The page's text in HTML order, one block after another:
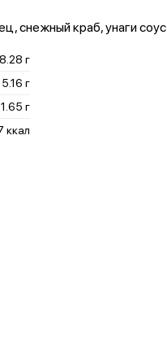
снежный краб, унаги соус
8.28 г
5.16 г
г
ккал